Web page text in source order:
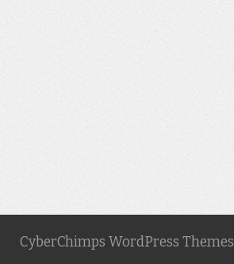
CyberChimps WordPress Themes